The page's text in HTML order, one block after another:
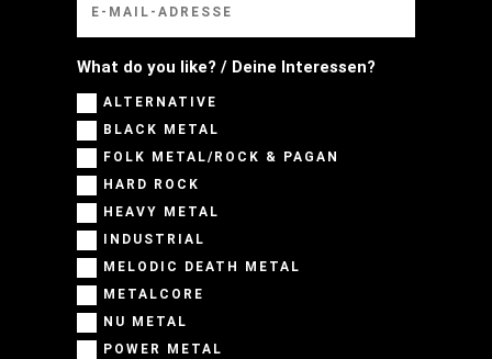
What do you like? / Deine Interessen?
ALTERNATIVE
BLACK METAL
FOLK METAL/ROCK & PAGAN
HARD ROCK
HEAVY METAL
INDUSTRIAL
MELODIC DEATH METAL
METALCORE
NU METAL
POWER METAL